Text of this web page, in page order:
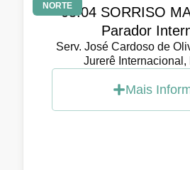
NORTE05.04 SORRISO
Parador
Serv. José Cardoso de
Jurerê
Mais